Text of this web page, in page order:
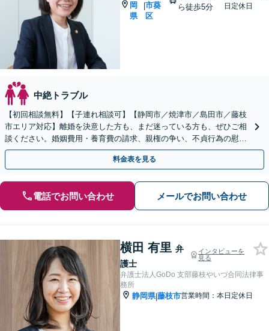
岡
県
|市葵
区
ら徒歩5分
日定休日
中絶トラブル
【初回相談無料】【子連れ相談可】【静岡市／焼津市／島田市／藤枝
市エリア対応】離婚を決意した方も、まだ迷っている方も、ぜひご相
談ください。婚姻費用・養育費の請求、親権の争い、不貞行為の慰謝
料請求、離婚原因の有無、財産分与など
料金表を見る
電話でお問い合わせ メールでお問い合わせ
横田 有里 弁
護士
インタビューを
見る
弁護士法人GoDo 支部藤枝やいづ合同法律事
務所
静岡県|藤枝市営業時間：本日定休日